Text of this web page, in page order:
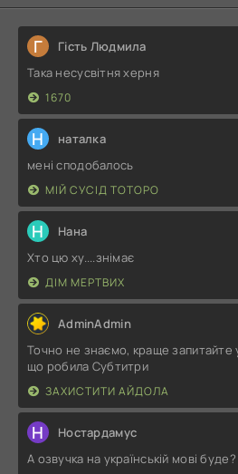
Г Гість Людмила
Така несусвітня херня
1670
Н наталка
мені сподобалось
МІЙ СУСІД ТОТОРО
Н Нана
Хто цю ху....знімає
ДІМ МЕРТВИХ
AdminAdmin
Точно не знаємо, краще запитайте
що робила Субтитри
ЗАХИСТИТИ АЙДОЛА
Н Ностардамус
А озвучка на українській мові буде?